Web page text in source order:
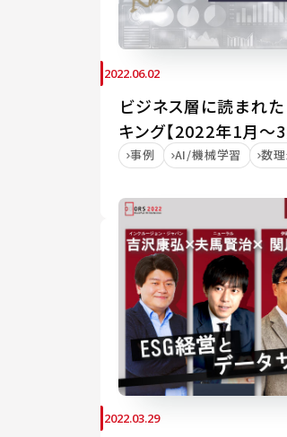
2022.06.02
ビジネス層に読まれた
キング【2022年1月～3
事例 AI/機械学習 数
2022.03.29